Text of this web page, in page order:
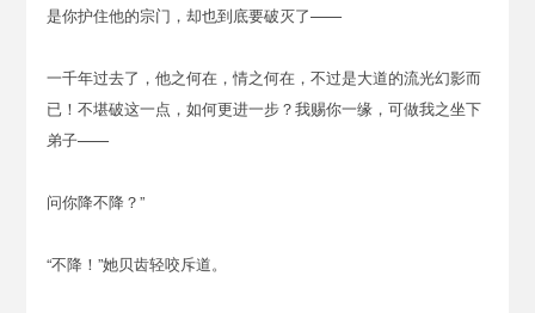
是你护住他的宗门，却也到底要破灭了——
一千年过去了，他之何在，情之何在，不过是大道的流光幻影而
已！不堪破这一点，如何更进一步？我赐你一缘，可做我之坐下
弟子——
问你降不降？”
“不降！”她贝齿轻咬斥道。